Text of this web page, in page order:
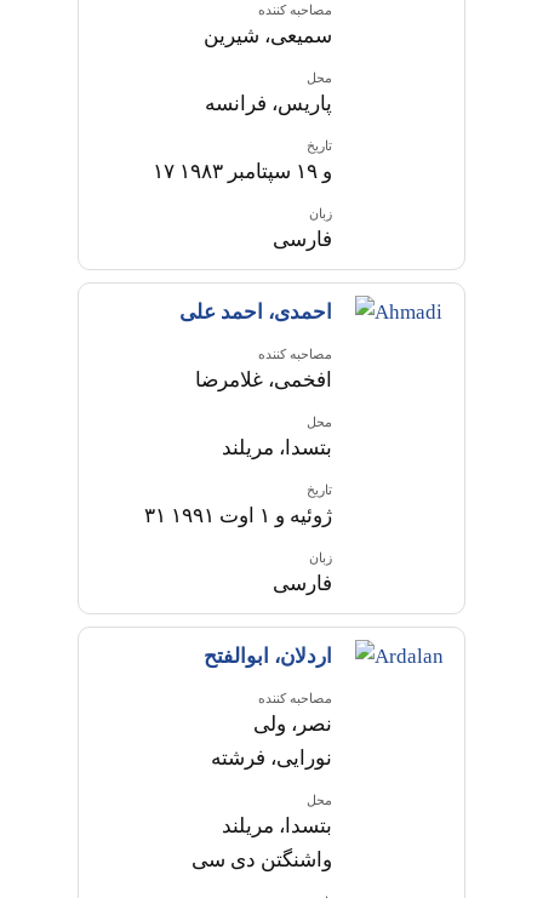
مصاحبه کننده
سمیعی، شیرین
محل
پاریس، فرانسه
تاریخ
۱۷ و ۱۹ سپتامبر ۱۹۸۳
زبان
فارسی
احمدی، احمد علی
مصاحبه کننده
افخمی، غلامرضا
محل
بتسدا، مریلند
تاریخ
۳۱ ژوئیه و ۱ اوت ۱۹۹۱
زبان
فارسی
اردلان، ابوالفتح
مصاحبه کننده
نصر، ولی
نورایی، فرشته
محل
بتسدا، مریلند
واشنگتن دی سی